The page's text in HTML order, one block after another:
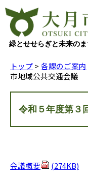
緑とせせらぎと未来のま
トップ> 各課のご案内
市地域公共交通会議
令和５年度第３
会議概要
(274KB)